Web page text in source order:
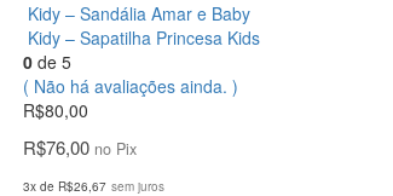
Kidy – Sandália Amar e Baby
Kidy – Sapatilha Princesa Kids
0de 5
( Não há avaliações ainda. )
R$80,00
R$76,00 no Pix
3x de R$26,67 sem juros